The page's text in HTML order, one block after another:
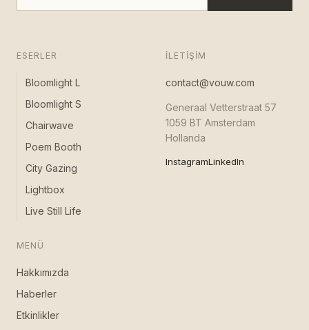
ESERLER
Bloomlight L
Bloomlight S
Chairwave
Poem Booth
City Gazing
Lightbox
Live Still Life
MENÜ
Hakkımızda
Haberler
Etkinlikler
İLETIŞIM
contact@vouw.com
Generaal Vetterstraat 57
1059 BT Amsterdam
Hollanda
InstagramLinkedIn